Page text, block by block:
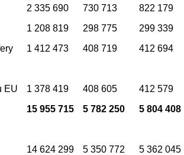
2 335 690 730 713
822 179
1 208 819 298 775
299 339
1 412 473 408 719
412 694
EU
1 378 419 408 605
412 579
15 955 715 5 782 250
5 804 408
14 624 299 5 350 772
5 362 045